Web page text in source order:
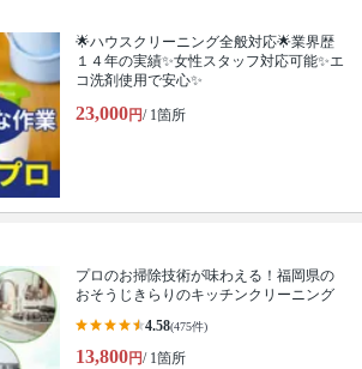
🌟ハウスクリーニング全般対応🌟業界歴
１４年の実績✨女性スタッフ対応可能✨エ
コ洗剤使用で安心✨
23,000円/ 1箇所
プロのお掃除技術が味わえる！福岡県の
おそうじきらりのキッチンクリーニング
4.58(475件)
13,800円/ 1箇所